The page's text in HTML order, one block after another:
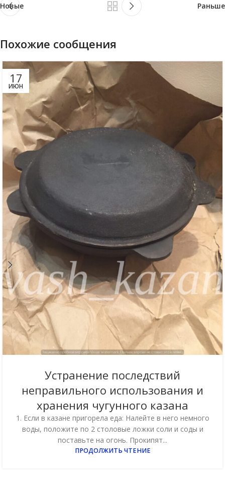
Новые Раньше
Похожие сообщения
17
ИЮН
Устранение последствий
неправильного использования и
хранения чугунного казана
1. Если в казане пригорела еда: Налейте в него немного
воды, положите по 2 столовые ложки соли и соды и
поставьте на огонь. Прокипят...
ПРОДОЛЖИТЬ ЧТЕНИЕ